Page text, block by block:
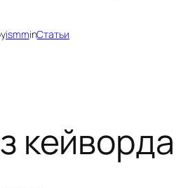
ismminСтатьи
кейворда